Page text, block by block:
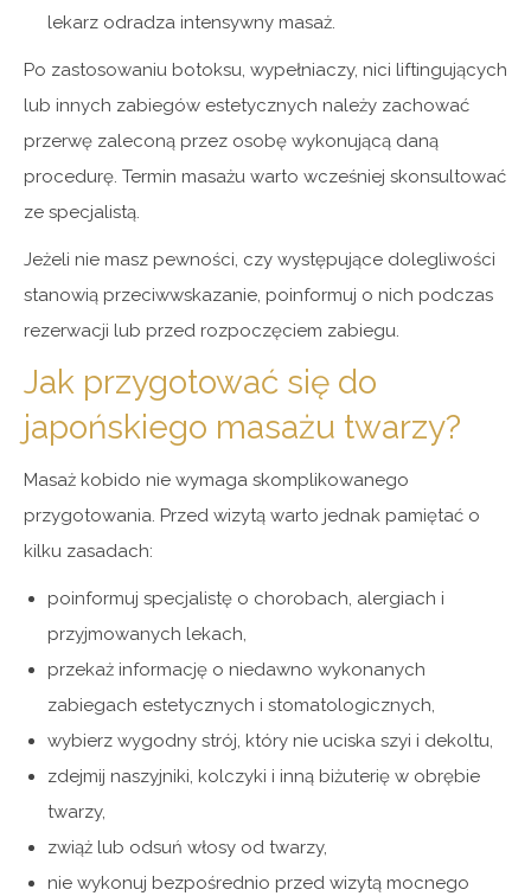
lekarz odradza intensywny masaż.
Po zastosowaniu botoksu, wypełniaczy, nici liftingujących
lub innych zabiegów estetycznych należy zachować
przerwę zaleconą przez osobę wykonującą daną
procedurę. Termin masażu warto wcześniej skonsultować
ze specjalistą.
Jeżeli nie masz pewności, czy występujące dolegliwości
stanowią przeciwwskazanie, poinformuj o nich podczas
rezerwacji lub przed rozpoczęciem zabiegu.
Jak przygotować się do
japońskiego masażu twarzy?
Masaż kobido nie wymaga skomplikowanego
przygotowania. Przed wizytą warto jednak pamiętać o
kilku zasadach:
poinformuj specjalistę o chorobach, alergiach i
przyjmowanych lekach,
przekaż informację o niedawno wykonanych
zabiegach estetycznych i stomatologicznych,
wybierz wygodny strój, który nie uciska szyi i dekoltu,
zdejmij naszyjniki, kolczyki i inną biżuterię w obrębie
twarzy,
zwiąż lub odsuń włosy od twarzy,
nie wykonuj bezpośrednio przed wizytą mocnego